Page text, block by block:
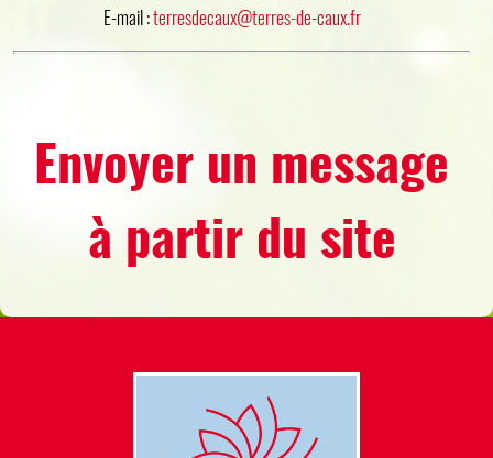
E-mail :terresdecaux@terres-de-caux.fr
Envoyer un message
à partir du site